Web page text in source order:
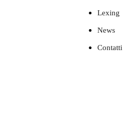
Lexing
News
Contatti